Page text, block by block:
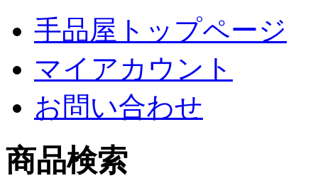
手品屋トップページ
マイアカウント
お問い合わせ
商品検索